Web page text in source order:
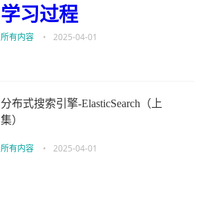
学习过程
所有内容 • 2025-04-01
分布式搜索引擎-ElasticSearch（上
集）
所有内容 • 2025-04-01